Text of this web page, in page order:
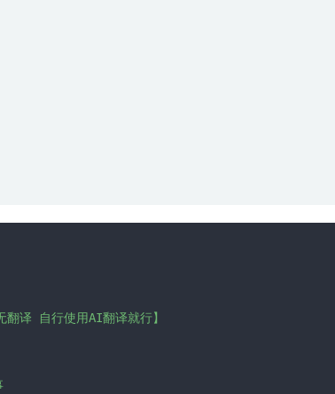
译 自行使用AI翻译就行】